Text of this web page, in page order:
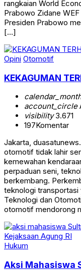
rangkaian World
Prabowo Zidane
Presiden Prabowo
[…]
Opini Otomotif
KEKAGUMAN
account_circle
visibility3.671
197Komentar
Jakarta,
otomotif tidak lahir
kemewahan
perpaduan seni,
berkembang.
teknologi transportasi
Teknologi dan
otomotif mendorong
Hukum
Aksi Mahasiswa